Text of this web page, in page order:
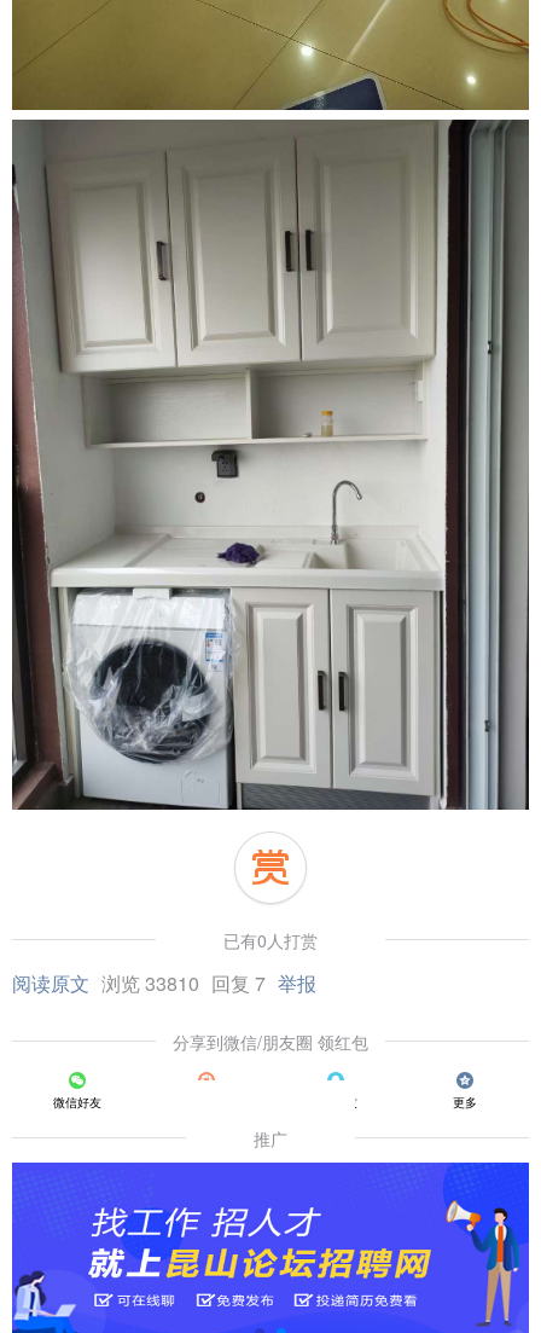
已有0人打赏
阅读原文 浏览 33810 回复 7 举报
分享到微信/朋友圈 领红包
微信好友 QQ好友 更多
推广